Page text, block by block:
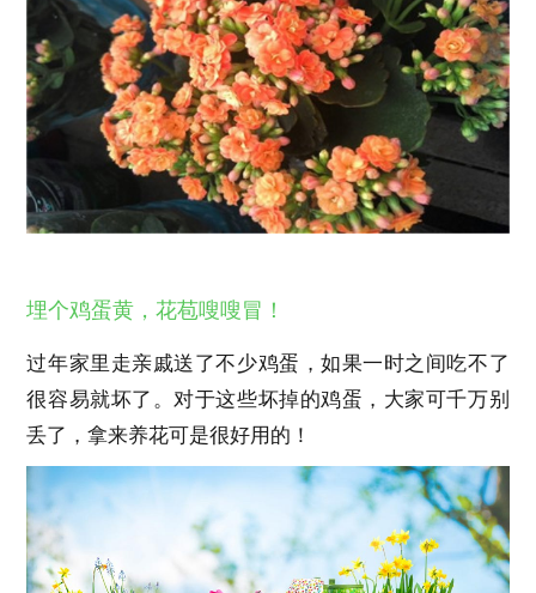
埋个鸡蛋黄，花苞嗖嗖冒！
过年家里走亲戚送了不少鸡蛋，如果一时之间吃不了
很容易就坏了。对于这些坏掉的鸡蛋，大家可千万别
丢了，拿来养花可是很好用的！